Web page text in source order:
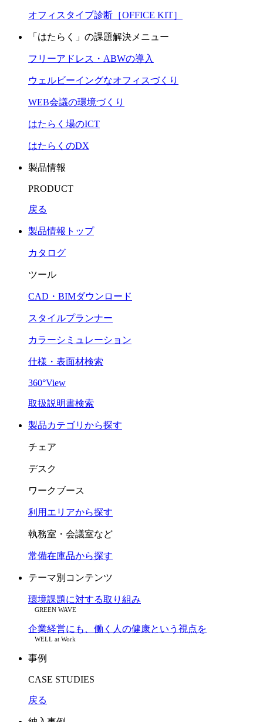
オフィスタイプ診断［OFFICE KIT］
「はたらく」の課題解決メニュー
フリーアドレス・ABWの導入
ウェルビーイングなオフィスづくり
WEB会議の環境づくり
はたらく場のICT
はたらくのDX
製品情報
PRODUCT
戻る
製品情報トップ
カタログ
ツール
CAD・BIMダウンロード
スタイルプランナー
カラーシミュレーション
仕様・表面材検索
360°View
取扱説明書検索
製品カテゴリから探す
チェア
デスク
ワークブース
利用エリアから探す
執務室・会議室など
常備在庫品から探す
テーマ別コンテンツ
環境課題に対する取り組み
GREEN WAVE
企業経営にも、働く人の健康という視点を
WELL at Work
事例
CASE STUDIES
戻る